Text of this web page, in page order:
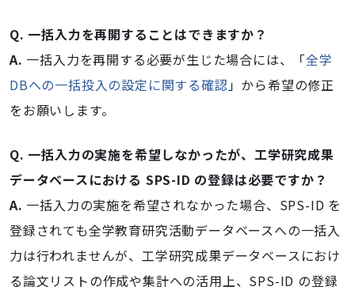
Q. 一括入力を再開することはできますか？
A. 一括入力を再開する必要が生じた場合には、「全学
DBへの一括投入の設定に関する確認」から希望の修正
をお願いします。
Q. 一括入力の実施を希望しなかったが、工学研究成果
データベースにおける SPS-ID の登録は必要ですか？
A. 一括入力の実施を希望されなかった場合、SPS-ID を
登録されても全学教育研究活動データベースへの一括入
力は行われませんが、工学研究成果データベースにおけ
る論文リストの作成や集計への活用上、SPS-ID の登録